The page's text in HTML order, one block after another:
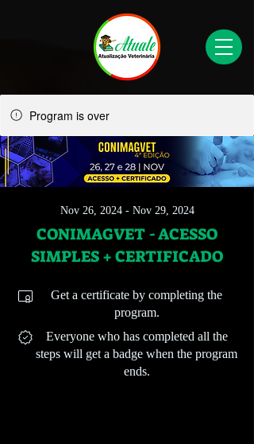
Program is over
CONIMAGVET - ACESSO
SIMPLES + CERTIFICADO
Nov 26, 2024 - Nov 29, 2024
Get a certificate by completing the
program.
Everyone who has completed all the
steps will get a badge when the program
ends.